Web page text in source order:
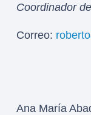
Coordinador
Correo:
Ana María